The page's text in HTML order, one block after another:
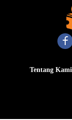
Tentang Kami